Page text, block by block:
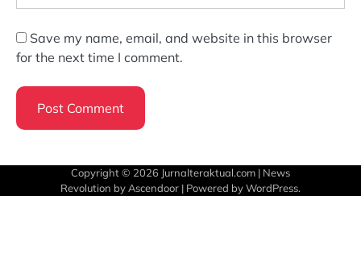
Save my name, email, and website in this browser
for the next time I comment.
Copyright © 2026 Jurnalteraktual.com | News
Revolution byAscendoor | Powered byWordPress.